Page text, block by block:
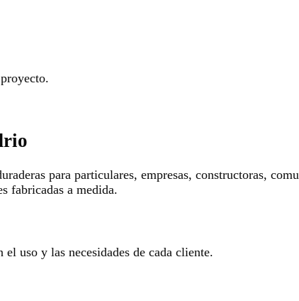
para particulares, empresas, constructoras,
fabricadas a medida.
uso y las necesidades de cada cliente.